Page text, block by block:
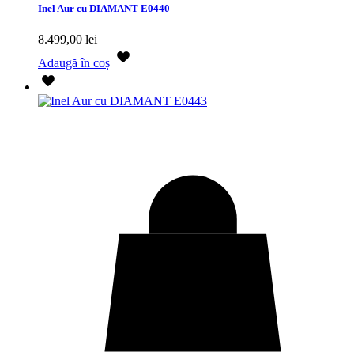
Inel Aur cu DIAMANT E0440
8.499,00 lei
Adaugă în coș